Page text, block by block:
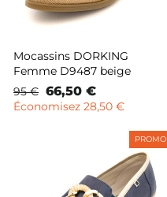
Mocassins DORKING
Femme D9487 beige
Prix
normal
95 € Prix
remisé
66,50 €
Économisez 28,50 €
PROMO